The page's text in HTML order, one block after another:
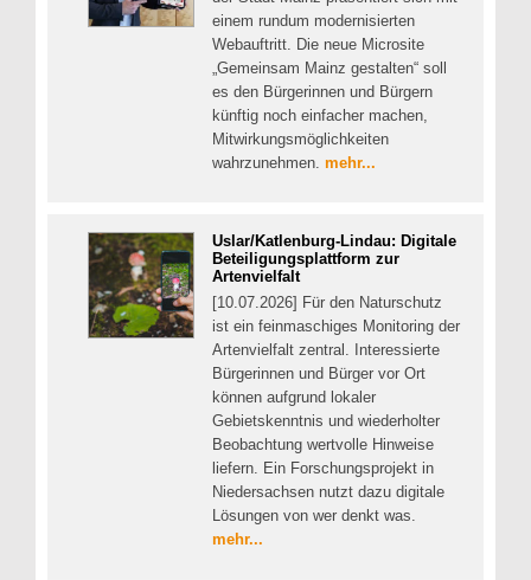
einem rundum modernisierten
Webauftritt. Die neue Microsite
„Gemeinsam Mainz gestalten“ soll
es den Bürgerinnen und Bürgern
künftig noch einfacher machen,
Mitwirkungsmöglichkeiten
wahrzunehmen. mehr...
Uslar/Katlenburg-Lindau: Digitale
Beteiligungsplattform zur
Artenvielfalt
[10.07.2026] Für den Naturschutz
ist ein feinmaschiges Monitoring der
Artenvielfalt zentral. Interessierte
Bürgerinnen und Bürger vor Ort
können aufgrund lokaler
Gebietskenntnis und wiederholter
Beobachtung wertvolle Hinweise
liefern. Ein Forschungsprojekt in
Niedersachsen nutzt dazu digitale
Lösungen von wer denkt was.
mehr...